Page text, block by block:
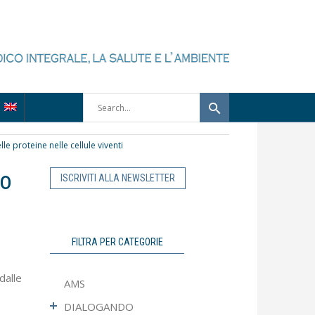
proteine nelle cellule viventi
ISCRIVITI ALLA NEWSLETTER
FILTRA PER CATEGORIE
AMS
DIALOGANDO